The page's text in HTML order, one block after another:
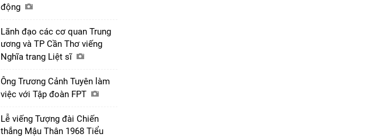
động
Lãnh đạo các cơ quan Trung
ương và TP Cần Thơ viếng
Nghĩa trang Liệt sĩ
Ông Trương Cảnh Tuyên làm
việc với Tập đoàn FPT
Lễ viếng Tượng đài Chiến
thắng Mậu Thân 1968 Tiểu